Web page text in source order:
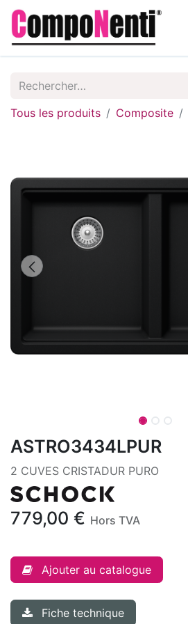
Tous les produits Composite
ASTRO3434LPUR
2 CUVES CRISTADUR PURO
779,00 € Hors TVA
Ajouter au catalogue
Fiche technique